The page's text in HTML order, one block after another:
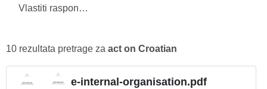
Vlastiti raspon…
10 rezultata pretrage za act on Croatian
e-internal-organisation.pdf